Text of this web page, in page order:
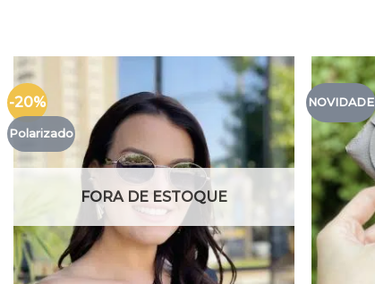
-20%
Polarizado
FORA DE ESTOQUE
NOVIDADE